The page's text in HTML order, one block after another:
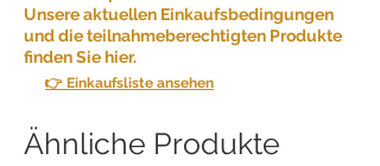
Unsere aktuellen Einkaufsbedingungen
und die teilnahmeberechtigten Produkte
finden Sie hier.
👉 Einkaufsliste ansehen
Ähnliche Produkte